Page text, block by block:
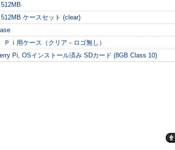
ケースセット (clear)
ｉ用ケース（クリア－ロゴ無し）
Pi, OSインストール済み SDカード (8GB Class 10)